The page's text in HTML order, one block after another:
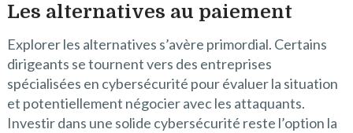
Les alternatives au paiement
Explorer les alternatives s’avère primordial. Certains
dirigeants se tournent vers des entreprises
spécialisées en cybersécurité pour évaluer la situation
et potentiellement négocier avec les attaquants.
Investir dans une solide cybersécurité reste l’option la